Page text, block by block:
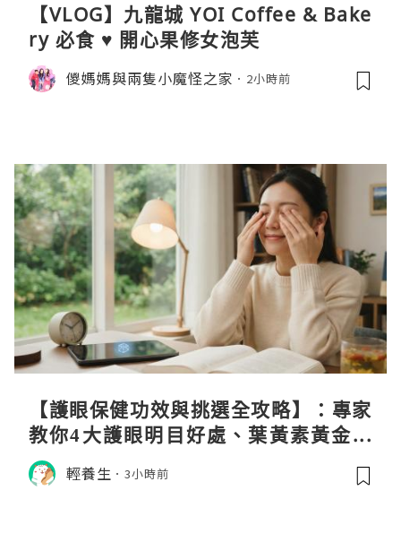
【VLOG】九龍城 YOI Coffee & Bake
ry 必食 ♥ 開心果修女泡芙
儍媽媽與兩隻小魔怪之家 2小時前
【護眼保健功效與挑選全攻略】：專家
教你4大護眼明目好處、葉黃素黃金比
例與挑選秘訣
輕養生 3小時前